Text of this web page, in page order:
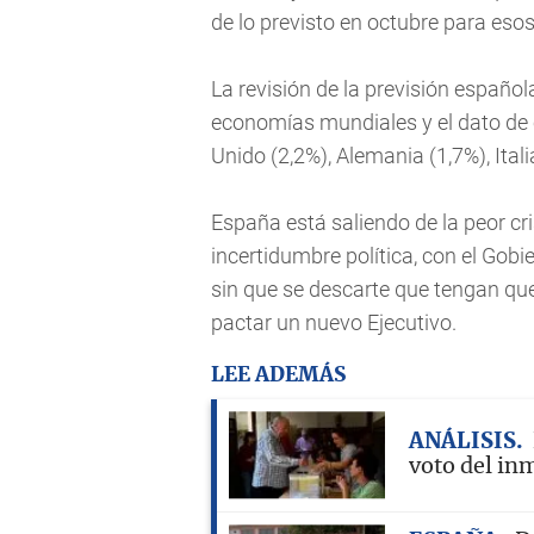
de lo previsto en octubre para
La revisión de la previsión
economías mundiales y el dato
Unido (2,2%), Alemania (1,7%),
España está saliendo de la peor
incertidumbre política, con el
sin que se descarte que tengan
pactar un nuevo Ejecutivo.
LEE ADEMÁS
ANÁLISIS
voto del